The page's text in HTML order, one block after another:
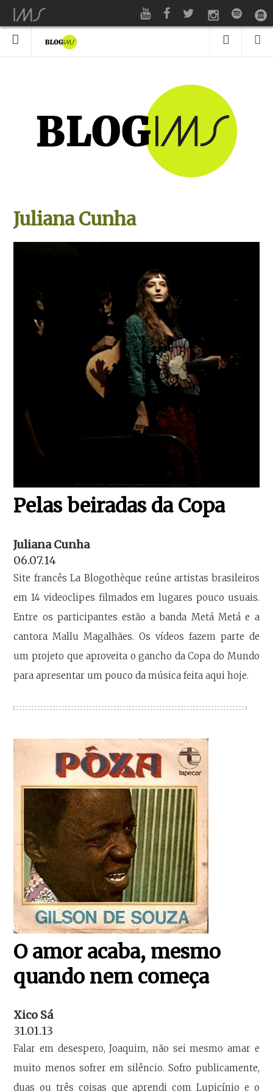
Juliana Cunha
Pelas beiradas da Copa
Juliana Cunha
06.07.14
Site francês La Blogothèque reúne artistas brasileiros
em 14 videoclipes filmados em lugares pouco usuais.
Entre os participantes estão a banda Metá Metá e a
cantora Mallu Magalhães. Os vídeos fazem parte de
um projeto que aproveita o gancho da Copa do Mundo
para apresentar um pouco da música feita aqui hoje.
O amor acaba, mesmo
quando nem começa
Xico Sá
31.01.13
Falar em desespero, Joaquim, não sei mesmo amar e
muito menos sofrer em silêncio. Sofro publicamente,
duas ou três coisas que aprendi com Lupicínio e o